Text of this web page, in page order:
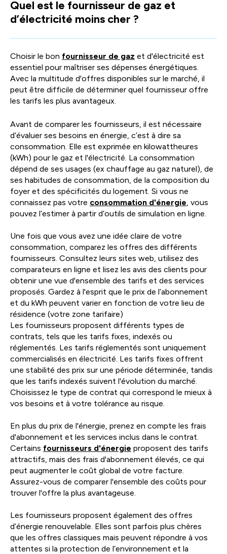
Quel est le fournisseur de gaz et
d’électricité moins cher ?
Choisir le bon fournisseur de gaz et d'électricité est
essentiel pour maîtriser ses dépenses énergétiques.
Avec la multitude d'offres disponibles sur le marché, il
peut être difficile de déterminer quel fournisseur offre
les tarifs les plus avantageux.
Avant de comparer les fournisseurs, il est nécessaire
d’évaluer ses besoins en énergie, c’est à dire sa
consommation. Elle est exprimée en kilowattheures
(kWh) pour le gaz et l'électricité. La consommation
dépend de ses usages (ex chauffage au gaz naturel), de
ses habitudes de consommation, de la composition du
foyer et des spécificités du logement. Si vous ne
connaissez pas votre consommation d'énergie, vous
pouvez l’estimer à partir d’outils de simulation en ligne.
Une fois que vous avez une idée claire de votre
consommation, comparez les offres des différents
fournisseurs. Consultez leurs sites web, utilisez des
comparateurs en ligne et lisez les avis des clients pour
obtenir une vue d'ensemble des tarifs et des services
proposés. Gardez à l'esprit que le prix de l’abonnement
et du kWh peuvent varier en fonction de votre lieu de
résidence (votre zone tarifaire)
Les fournisseurs proposent différents types de
contrats, tels que les tarifs fixes, indexés ou
réglementés. Les tarifs réglementés sont uniquement
commercialisés en électricité. Les tarifs fixes offrent
une stabilité des prix sur une période déterminée, tandis
que les tarifs indexés suivent l'évolution du marché.
Choisissez le type de contrat qui correspond le mieux à
vos besoins et à votre tolérance au risque.
En plus du prix de l'énergie, prenez en compte les frais
d'abonnement et les services inclus dans le contrat.
Certains fournisseurs d'énergie proposent des tarifs
attractifs, mais des frais d'abonnement élevés, ce qui
peut augmenter le coût global de votre facture.
Assurez-vous de comparer l'ensemble des coûts pour
trouver l'offre la plus avantageuse.
Les fournisseurs proposent également des offres
d’énergie renouvelable. Elles sont parfois plus chères
que les offres classiques mais peuvent répondre à vos
attentes si la protection de l’environnement et la